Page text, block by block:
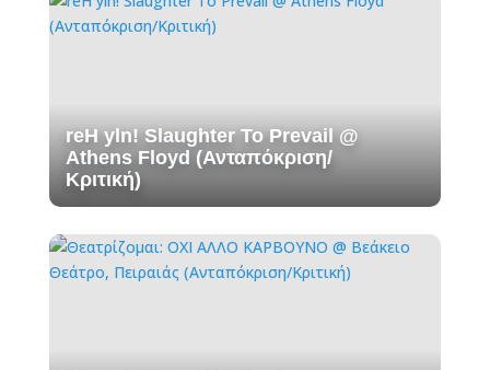
reH yln! Slaughter To Prevail @
Athens Floyd (Ανταπόκριση/
Κριτική)